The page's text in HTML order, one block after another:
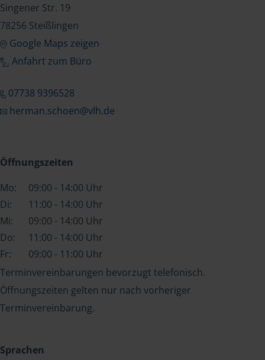
Singener Str. 19
78256 Steißlingen
Google Maps zeigen
Anfahrt zum Büro
07738 9396528
herman.schoen@vlh.de
Öffnungszeiten
Mo:
09:00 - 14:00 Uhr
Di:
11:00 - 14:00 Uhr
Mi:
09:00 - 14:00 Uhr
Do:
11:00 - 14:00 Uhr
Fr:
09:00 - 11:00 Uhr
Terminvereinbarungen bevorzugt telefonisch.
Öffnungszeiten gelten nur nach vorheriger
Terminvereinbarung.
Sprachen